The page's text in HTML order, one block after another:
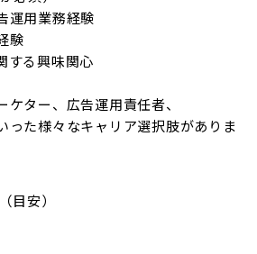
運用業務経験
験
する興味関心
ター、広告運用責任者、
た様々なキャリア選択肢がありま
目安）